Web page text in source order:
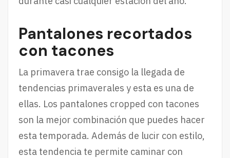
Pantalones recortados
con tacones
La primavera trae consigo la llegada de
tendencias primaverales y esta es una de
ellas. Los pantalones cropped con tacones
son la mejor combinación que puedes hacer
esta temporada. Además de lucir con estilo,
esta tendencia te permite caminar con